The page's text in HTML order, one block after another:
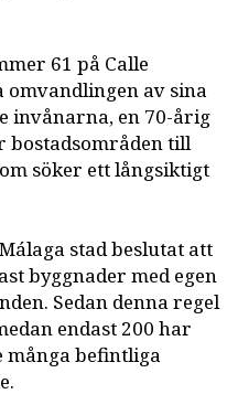
61 på Calle
av sina
invånarna, en 70-årig
till
söker ett långsiktigt
stad beslutat att
byggnader med egen
Sedan denna regel
endast 200 har
många befintliga